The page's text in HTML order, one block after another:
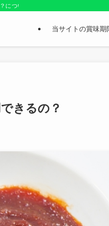
ついても紹介しているお役立ちサイ
当サイトの賞味
きるの？